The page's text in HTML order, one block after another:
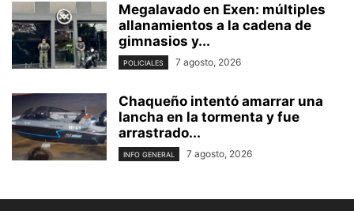
Megalavado en Exen: múltiples
allanamientos a la cadena de
gimnasios y...
POLICIALES 7 agosto, 2026
Chaqueño intentó amarrar una
lancha en la tormenta y fue
arrastrado...
INFO GENERAL 7 agosto, 2026